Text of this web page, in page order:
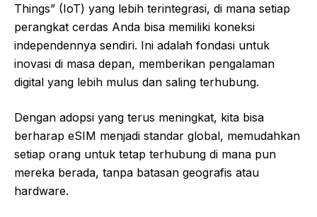
Things” (IoT) yang lebih terintegrasi, di mana setiap
perangkat cerdas Anda bisa memiliki koneksi
independennya sendiri. Ini adalah fondasi untuk
inovasi di masa depan, memberikan pengalaman
digital yang lebih mulus dan saling terhubung.
Dengan adopsi yang terus meningkat, kita bisa
berharap eSIM menjadi standar global, memudahkan
setiap orang untuk tetap terhubung di mana pun
mereka berada, tanpa batasan geografis atau
hardware.